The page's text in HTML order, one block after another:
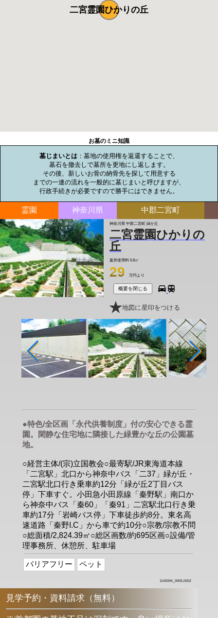
二宮霊園ひかりの丘
お墓のミニ知識
墓じまいとは ：墓地の使用権を返還することで、
墓石を撤去しで墓所を更地にし返します。
その後、新しいお骨の納骨先を探して用意する
までの一連の流れを一般的に墓じまいと呼びますが、
行政手続きが必要ですので勝手にはできません。
霊園 神奈川県 中郡二宮町
神奈川県 中郡二宮町 緑が丘
二宮霊園ひかりの
丘
墓所使用料 0.8㎡
29 万円より
概要を閉じる
地図に星印をつける
●特色/全区画「永代供養制度」付の安心できる霊
園。閑静な住宅地に隣接した緑豊かな丘の公園墓
地。
○経営主体/(宗)立国教会○最寄駅/JR東海道本線
「二宮駅」北口から神奈中バス「二37」緑が丘・
二宮駅北口行き乗車約12分「緑が丘2丁目バス
停」下車すぐ。小田急小田原線「秦野駅」南口か
ら神奈中バス「秦60」「秦91」二宮駅北口行き乗
車約17分「岩崎バス停」下車徒歩約8分。東名高
速道路「秦野I.C」から車で約10分○宗教/宗教不問
○総面積/2,824.39㎡○総区画数/約695区画○設備/管
理事務所、休憩所、駐車場
バリアフリー ペット
1140094_0005,0002
見学予約・資料請求（無料）